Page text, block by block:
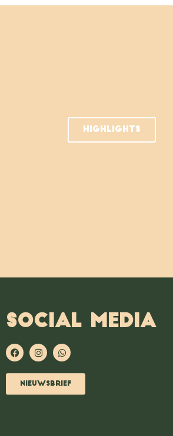
HIGHLIGHTS
SOCIAL MEDIA
Nieuwsbrief